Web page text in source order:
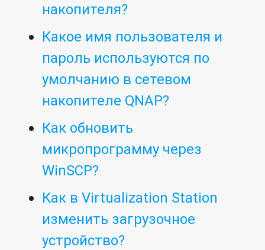
накопителя?
Какое имя пользователя и
пароль используются по
умолчанию в сетевом
накопителе QNAP?
Как обновить
микропрограмму через
WinSCP?
Как в Virtualization Station
изменить загрузочное
устройство?